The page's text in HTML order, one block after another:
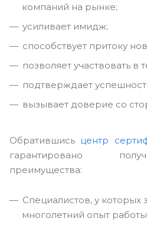
компаний на рынке;
усиливает имидж;
способствует притоку
позволяет участвовать в
подтверждает
вызывает доверие со
Обратившись центр
гарантировано
преимущества:
Специалистов, у которых
многолетний опыт